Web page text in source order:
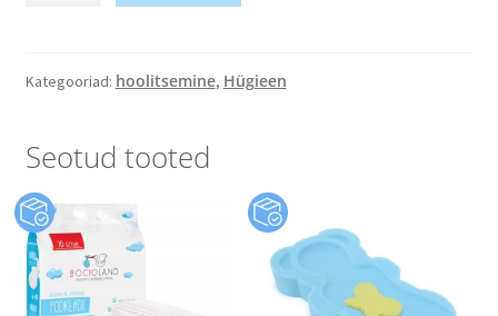
Kategooriad: hoolitsemine, Hügieen
Seotud tooted